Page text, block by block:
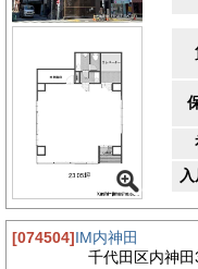
神田セブンビルのある
駅西口から徒歩わずか3
アクセスの面でも、JR
ロ銀座線の神田駅に加
り、複数路線を自由に
ス街としての顔を持ち
ランチやちょっとした
す。特に、神田駅周辺に
軽に入れるカフェなど
ん。徒歩2分ほどの場所
な業務にもスムーズに
[074504]IM内神田
千代田区内神